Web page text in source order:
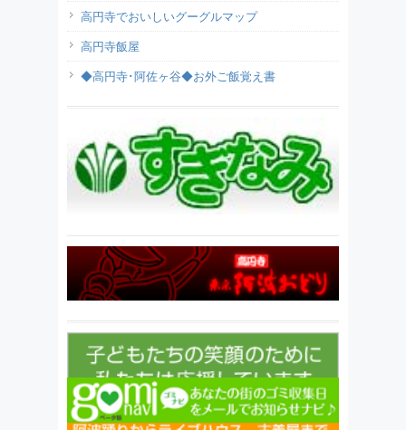
高円寺でおいしいグーグルマップ
高円寺飯屋
◆高円寺･阿佐ヶ谷◆お外ご飯覚え書